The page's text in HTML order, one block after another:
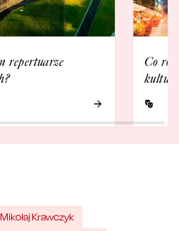
repertuarze
Co
Mikołaj Krawczyk